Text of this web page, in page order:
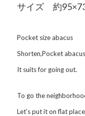
サイズ 約
Pocket size abacus
Shorten,Pocket
It suits for going out.
To go the
Let’s put it on flat